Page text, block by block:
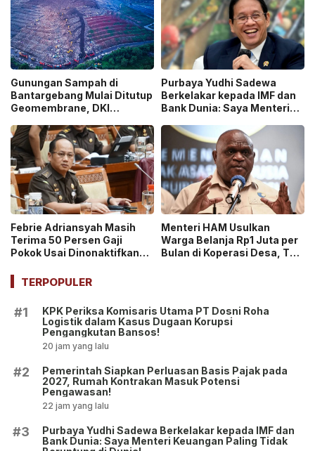
Gunungan Sampah di
Bantargebang Mulai Ditutup
Geomembrane, DKI
Sistem Open Dumping!
Purbaya Yudhi Sadewa
Berkelakar kepada IMF dan
Bank Dunia: Saya Menteri
Beruntung di Dunia!
Febrie Adriansyah Masih
Terima 50 Persen Gaji
Pokok Usai Dinonaktifkan
ASN Dihentikan!
Menteri HAM Usulkan
Warga Belanja Rp1 Juta per
Bulan di Koperasi Desa, Tuai
TERPOPULER
#1
KPK Periksa Komisaris Utama PT Dosni Roha
Logistik dalam Kasus Dugaan Korupsi
Pengangkutan Bansos!
20 jam yang lalu
#2
Pemerintah Siapkan Perluasan Basis Pajak pada
2027, Rumah Kontrakan Masuk Potensi
Pengawasan!
22 jam yang lalu
#3
Purbaya Yudhi Sadewa Berkelakar kepada IMF dan
Bank Dunia: Saya Menteri Keuangan Paling Tidak